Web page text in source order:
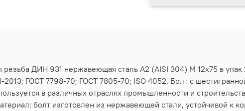
резьба ДИН 931 нержавеющая сталь А2 (AISI 304) M 12х75 в
ГОСТ 7798-70; ГОСТ 7805-70; ISO 4052. Болт с
в различных отраслях промышленности и
болт изготовлен из нержавеющей стали, устойчивой к